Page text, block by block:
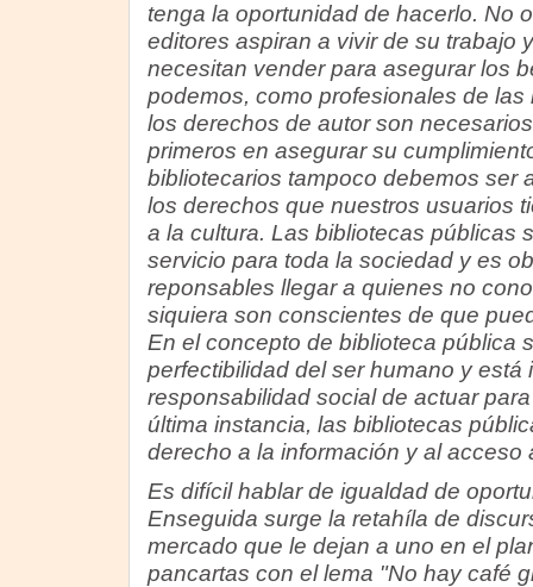
tenga la oportunidad de hacerlo. No
editores aspiran a vivir de su trabajo
necesitan vender para asegurar los
podemos, como profesionales de
los derechos de autor son
primeros en asegurar su
bibliotecarios tampoco debemos ser
los derechos que nuestros usuarios
a la cultura. Las bibliotecas públicas
servicio para toda la sociedad y es
reponsables llegar a quienes no
siquiera son conscientes de que
En el concepto de biblioteca pública
perfectibilidad del ser humano y está
responsabilidad social de actuar
última instancia, las bibliotecas
derecho a la información y al acceso
Es difícil hablar de igualdad de
Enseguida surge la retahíla de
mercado que le dejan a uno en el
pancartas con el lema "No hay café